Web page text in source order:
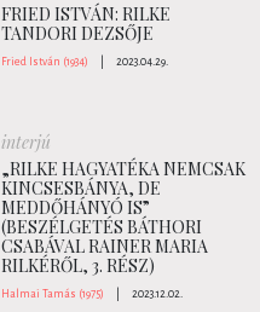
FRIED ISTVÁN: RILKE
TANDORI DEZSŐJE
Fried István (1934) 2023.04.29.
interjú
„RILKE HAGYATÉKA NEMCSAK
KINCSESBÁNYA, DE
MEDDŐHÁNYÓ IS”
(BESZÉLGETÉS BÁTHORI
CSABÁVAL RAINER MARIA
RILKÉRŐL, 3. RÉSZ)
Halmai Tamás (1975) 2023.12.02.